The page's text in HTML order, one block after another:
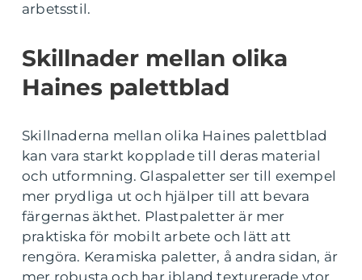
arbetsstil.
Skillnader mellan olika
Haines palettblad
Skillnaderna mellan olika Haines palettblad
kan vara starkt kopplade till deras material
och utformning. Glaspaletter ser till exempel
mer prydliga ut och hjälper till att bevara
färgernas äkthet. Plastpaletter är mer
praktiska för mobilt arbete och lätt att
rengöra. Keramiska paletter, å andra sidan, är
mer robusta och har ibland texturerade ytor